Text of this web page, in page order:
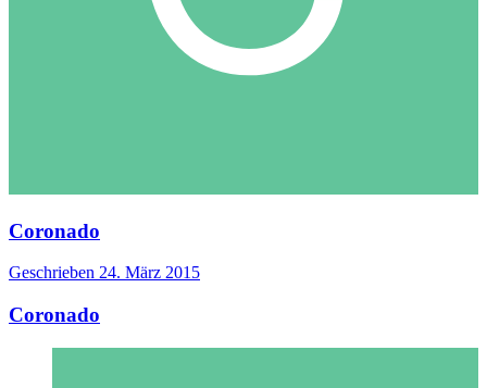
Coronado
Geschrieben 24. März 2015
Coronado